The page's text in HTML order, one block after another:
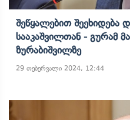
Შეწყალებით Შეეხიდება
Სააკაშვილთან - Გურამ
Ზურაბიშვილზე
29 თებერვალი 2024, 12:44